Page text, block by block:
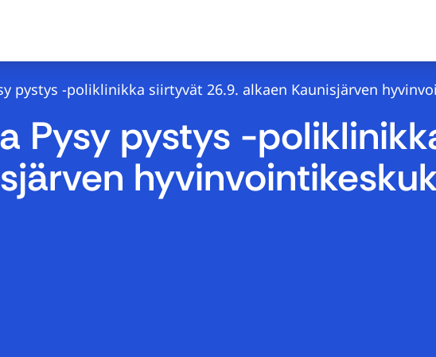
pystys -poliklinikka siirtyvät 26.9. alkaen Kaunisjärven
Pysy pystys -